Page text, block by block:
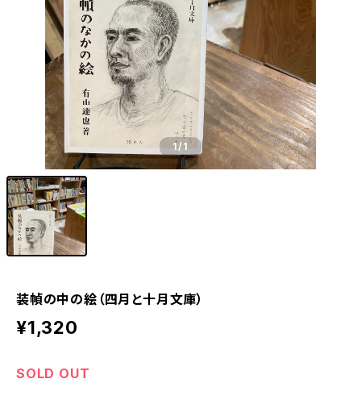
1/1
装幀の中の絵（四月と十月文庫）
¥1,320
SOLD OUT